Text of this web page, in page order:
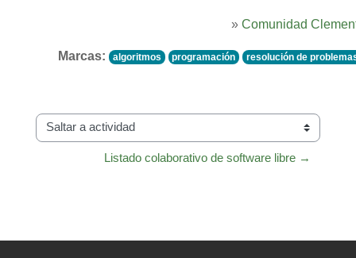
» Comunidad
Marcas: algoritmos programación resolución de
Saltar a actividad
Listado colaborativo de software libre →